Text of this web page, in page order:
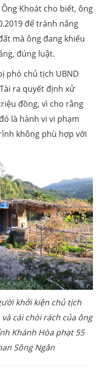
Khoát cho biết, ông
để tránh nắng
mà ông đang khiếu
đúng luật.
phó chủ tịch UBND
ra quyết định xử
đồng, vì cho rằng
là hành vi vi phạm
không phù hợp với
khởi kiện chủ tịch
cái chòi rách của ông
Khánh Hòa phạt 55
Sông Ngân